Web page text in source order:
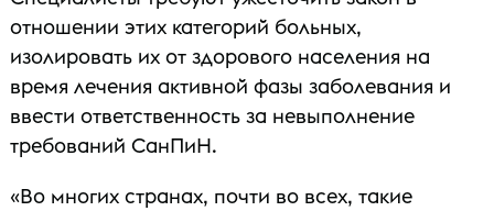
отношении этих категорий больных,
изолировать их от здорового населения на
время лечения активной фазы заболевания и
ввести ответственность за невыполнение
требований СанПиН.
«Во многих странах, почти во всех, такие